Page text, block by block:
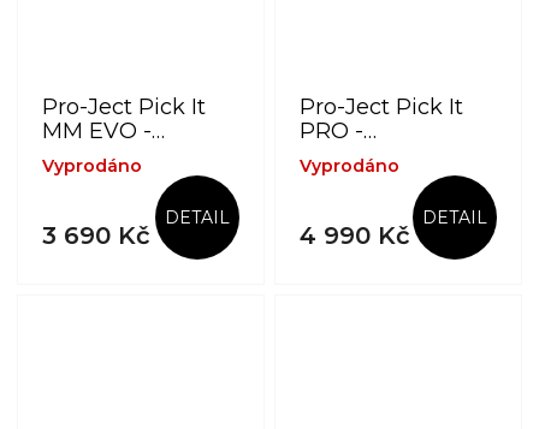
Pro-Ject Pick It
MM EVO -
Gramofonová
přenoska typu
Vyprodáno
3 690 Kč
DETAIL
Pro-Ject Pick It
PRO -
Gramofonová
přenoska typu
Vyprodáno
4 990 Kč
DETAIL